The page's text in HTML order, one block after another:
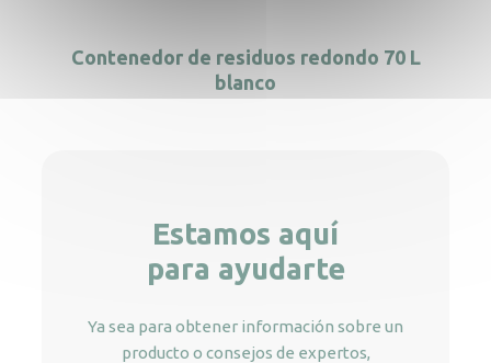
Contenedor de residuos redondo 70 L
blanco
Estamos aquí
para ayudarte
Ya sea para obtener información sobre un
producto o consejos de expertos,